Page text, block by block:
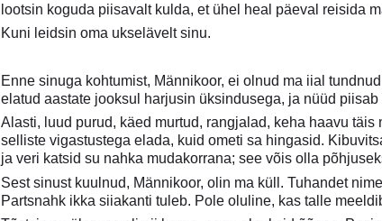
lootsin koguda piisavalt kulda, et ühel heal päeval reisida
Kuni leidsin oma ukselävelt sinu.
Enne sinuga kohtumist, Männikoor, ei olnud ma iial
elatud aastate jooksul harjusin üksindusega, ja nüüd piisab
Alasti, luud purud, käed murtud, rangjalad, keha haavu
selliste vigastustega elada, kuid ometi sa hingasid.
ja veri katsid su nahka mudakorrana; see võis olla
Sest sinust kuulnud, Männikoor, olin ma küll. Tuhandet
Partsnahk ikka siiakanti tuleb. Pole oluline, kas talle